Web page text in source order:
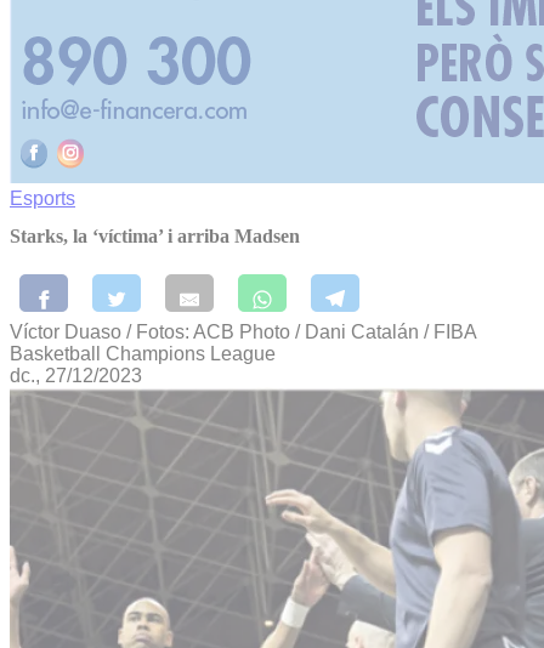
Esports
Starks, la ‘víctima’ i arriba Madsen
Víctor Duaso / Fotos: ACB Photo / Dani Catalán / FIBA
Basketball Champions League
dc., 27/12/2023